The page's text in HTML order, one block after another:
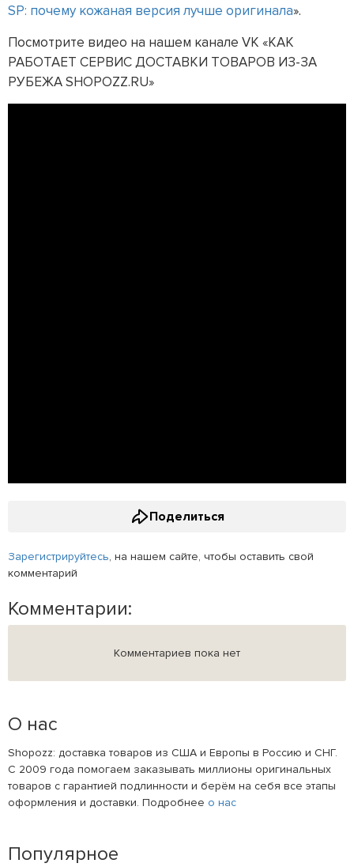
SP: почему кожаная версия лучше оригинала».
Посмотрите видео на нашем канале VK «КАК
РАБОТАЕТ СЕРВИС ДОСТАВКИ ТОВАРОВ ИЗ-ЗА
РУБЕЖА SHOPOZZ.RU»
Поделиться
Зарегистрируйтесь, на нашем сайте, чтобы оставить свой
комментарий
Комментарии:
Комментариев пока нет
О нас
Shopozz: доставка товаров из США и Европы в Россию и СНГ.
С 2009 года помогаем заказывать миллионы оригинальных
товаров с гарантией подлинности и берём на себя все этапы
оформления и доставки. Подробнее о нас
Популярное